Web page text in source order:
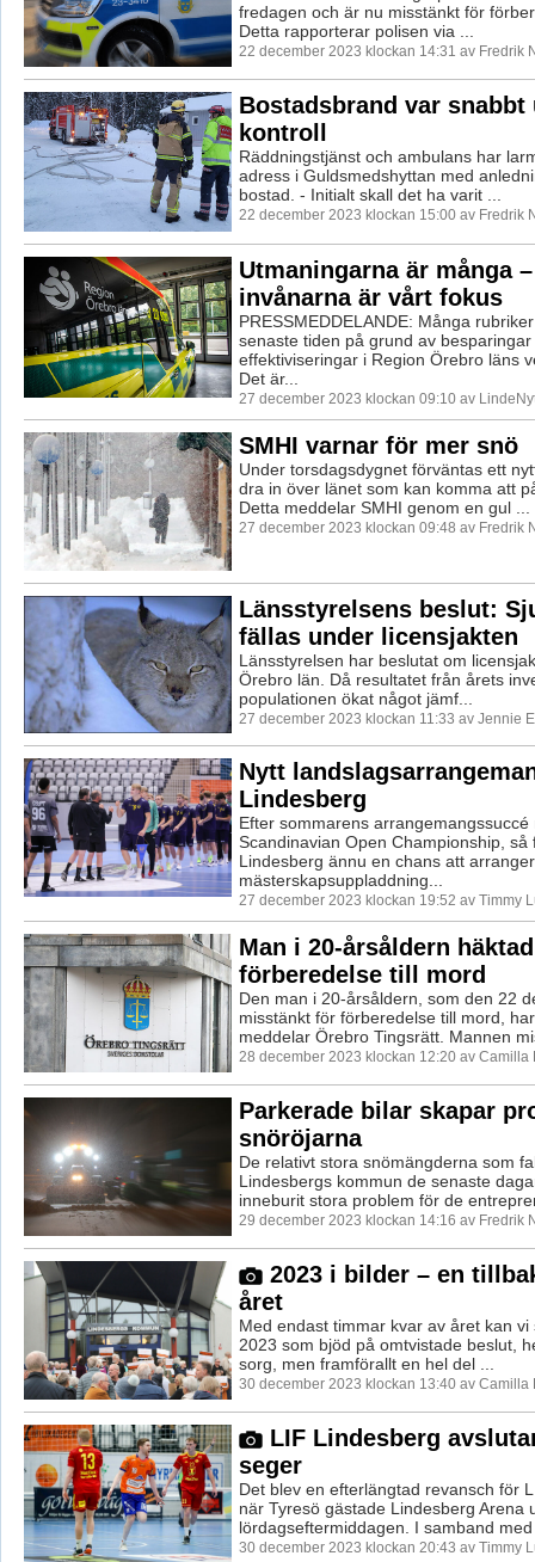
fredagen och är nu misstänkt för
Detta rapporterar polisen via ...
22 december 2023 klockan 14:31 av Fredrik
Bostadsbrand var snabbt
kontroll
Räddningstjänst och ambulans har
adress i Guldsmedshyttan med
bostad. - Initialt skall det ha varit ...
22 december 2023 klockan 15:00 av Fredrik
Utmaningarna är många
invånarna är vårt fokus
PRESSMEDDELANDE: Många
senaste tiden på grund av besparingar
effektiviseringar i Region Örebro läns
Det är...
27 december 2023 klockan 09:10 av
SMHI varnar för mer snö
Under torsdagsdygnet förväntas ett
dra in över länet som kan komma att
Detta meddelar SMHI genom en gul ...
27 december 2023 klockan 09:48 av Fredrik
Länsstyrelsens beslut:
fällas under licensjakten
Länsstyrelsen har beslutat om
Örebro län. Då resultatet från årets
populationen ökat något jämf...
27 december 2023 klockan 11:33 av Jennie
Nytt
Lindesberg
Efter sommarens arrangemangssuccé
Scandinavian Open Championship, så
Lindesberg ännu en chans att
mästerskapsuppladdning...
27 december 2023 klockan 19:52 av Timmy
Man i 20-årsåldern
förberedelse till mord
Den man i 20-årsåldern, som den 22
misstänkt för förberedelse till mord,
meddelar Örebro Tingsrätt. Mannen
28 december 2023 klockan 12:20 av Camilla
Parkerade bilar skapar
snöröjarna
De relativt stora snömängderna som
Lindesbergs kommun de senaste
inneburit stora problem för de
29 december 2023 klockan 14:16 av Fredrik
2023 i bilder – en
året
Med endast timmar kvar av året kan vi
2023 som bjöd på omtvistade beslut,
sorg, men framförallt en hel del ...
30 december 2023 klockan 13:40 av Camilla
LIF Lindesberg
seger
Det blev en efterlängtad revansch för
när Tyresö gästade Lindesberg Arena
lördagseftermiddagen. I samband
30 december 2023 klockan 20:43 av Timmy